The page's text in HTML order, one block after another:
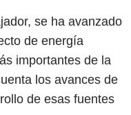
se ha avanzado
de energía
importantes de la
los avances de
de esas fuentes